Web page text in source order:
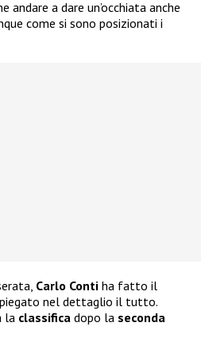
andare a dare un’occhiata anche
come si sono posizionati i
Carlo Conti ha fatto il
nel dettaglio il tutto.
la classifica dopo la seconda